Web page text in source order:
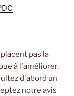
pas la
à l'améliorer.
d'abord un
notre avis